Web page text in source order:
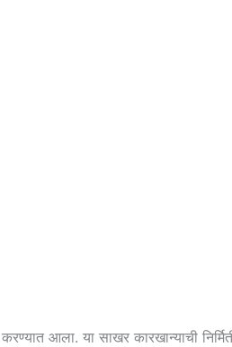
आला. या साखर कारखान्याची निर्मिती